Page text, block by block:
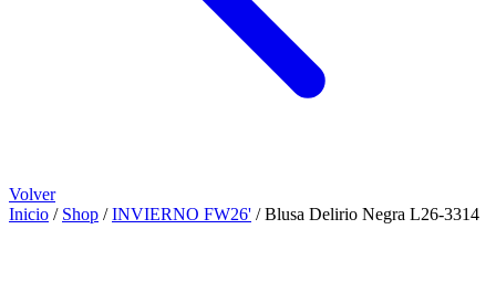
Volver
Inicio / Shop / INVIERNO FW26' / Blusa Delirio Negra L26-3314